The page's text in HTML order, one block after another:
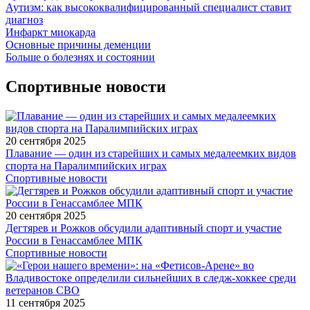
Аутизм: как высококвалифицированный специалист ставит
диагноз
Инфаркт миокарда
Основные причины деменции
Больше о болезнях и состоянии
Спортивные новости
20 сентября 2025
Плавание — один из старейших и самых медалеемких видов
спорта на Паралимпийских играх
Спортивные новости
20 сентября 2025
Дегтярев и Рожков обсудили адаптивный спорт и участие
России в Генассамблее МПК
Спортивные новости
11 сентября 2025